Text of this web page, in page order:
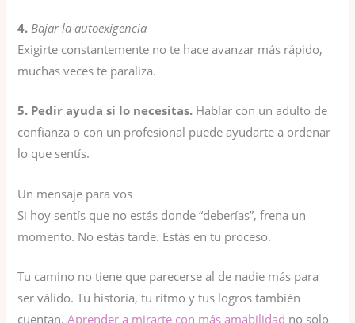
4.Bajar la autoexigencia
Exigirte constantemente no te hace avanzar más rápido,
muchas veces te paraliza.
5. Pedir ayuda si lo necesitas. Hablar con un adulto de
confianza o con un profesional puede ayudarte a ordenar
lo que sentís.
Un mensaje para vos
Si hoy sentís que no estás donde “deberías”, frena un
momento. No estás tarde. Estás en tu proceso.
Tu camino no tiene que parecerse al de nadie más para
ser válido. Tu historia, tu ritmo y tus logros también
cuentan.Aprender a mirarte con más amabilidad no solo